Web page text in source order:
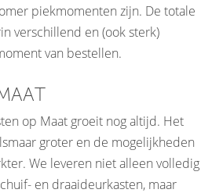
piekmomenten zijn. De totale
verschillend en (ook sterk)
van bestellen.
op Maat groeit nog altijd. Het
groter en de mogelijkheden
We leveren niet alleen volledig
en draaideurkasten, maar